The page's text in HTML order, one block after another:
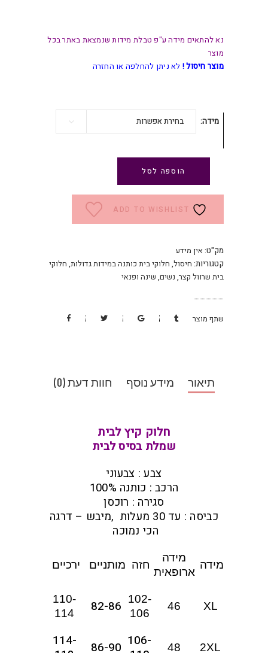
₪ 99.
₪ 79.
נא להתאים מידה ע"פ טבלת מידות שנמצאת באתר בכל
מוצר
מוצר חיסול ! לא ניתן להחלפה או החזרה
מידה בחירת אפשרות
הוספה לסל
ADD TO WISHLIST
מק"ט: אין מידע
קטגוריות: חיסול, חלוקי בית כותנה במידות גדולות, חלוקי
בית שרוול קצר, נשים, שינה ופנאי
שתף מוצר
תיאור מידע נוסף חוות דעת (0)
חלוק קיץ לבית
שמלת בסיס לבית
צבע : צבעוני
הרכב : כותנה 100%
סגירה : רוכסן
כביסה : עד 30 מעלות ,מיבש – דרגה
הכי נמוכה
מידה
מידה
ארופאית
חזה מותניים ירכיים
XL
46
102-
106
82-86
110-
114
2XL
48
106-
86-90
114-